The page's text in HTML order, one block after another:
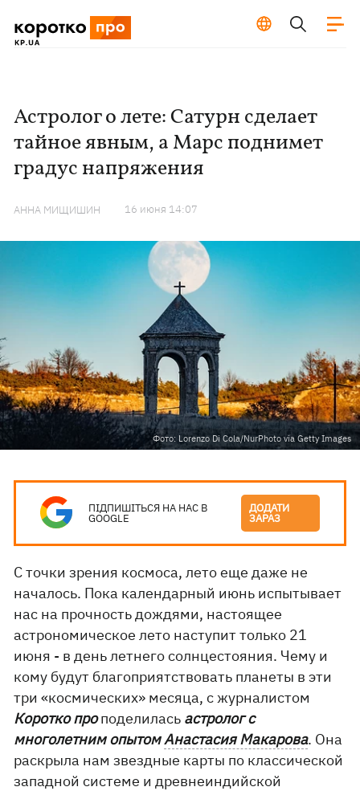
Астролог о лете: Сатурн сделает
тайное явным, а Марс поднимет
градус напряжения
АННА МИЩИШИН 16 июня 14:07
Фото: Lorenzo Di Cola/NurPhoto via Getty Images
ПІДПИШІТЬСЯ НА НАС В
GOOGLE
ДОДАТИ
ЗАРАЗ
С точки зрения космоса, лето еще даже не
началось. Пока календарный июнь испытывает
нас на прочность дождями, настоящее
астрономическое лето наступит только 21
июня - в день летнего солнцестояния. Чему и
кому будут благоприятствовать планеты в эти
три «космических» месяца, с журналистом
Коротко проподелилась астролог с
многолетним опытомАнастасия Макарова. Она
раскрыла нам звездные карты по классической
западной системе и древнеиндийской